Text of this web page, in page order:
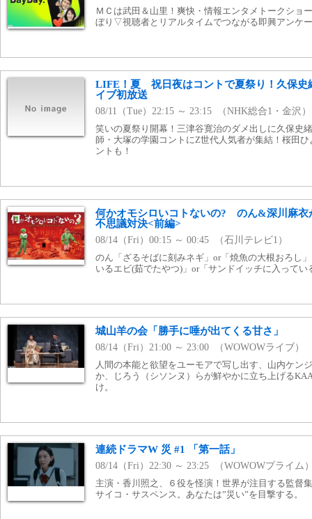
ＭＣは武田＆山里！爽快・情報エンタメトークショ
ぼり▽視聴者とリアルタイムでつながる即興アンケ
LIFE！夏 祝日夜はコントで夏祭り！久保史
イブ初放送
08/11（Tue）22:15 ～ 23:15 （NHK総合1・金沢）
笑いの夏祭り開幕！三津谷寛治のダメ出しに久保史
師・大塚の学園コントにZ世代人気者が集結！桜田
ントも！
何かオモシロいコトないの? のん&深川麻衣
不思議対決<前編>
08/14（Fri）00:15 ～ 00:45 （石川テレビ1）
のん「ざるそばに刻みネギ」or「焼魚の大根おろし
いるエビ(茹でたやつ)」or「サンドイッチに入ってい
城山羊の会「勝手に唾が出てくる甘さ」
08/14（Fri）21:00 ～ 23:00 （WOWOWライブ）
人間の本能と欲望をユーモアで写し出す、山内ケン
か、じろう（シソンヌ）らが鮮やかに立ち上げる
け。
連続ドラマW 災 #1 「第一話」
08/14（Fri）22:30 ～ 23:25 （WOWOWプライム
主演・香川照之、６役を怪演！世界が注目する監督
サイコ・サスペンス。あなたは”災い”を目撃する。